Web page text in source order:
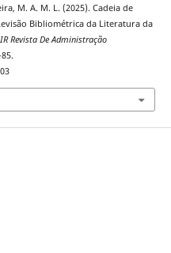
M. A. M. L. (2025). Cadeia de
Bibliométrica da Literatura da
Revista De Administração